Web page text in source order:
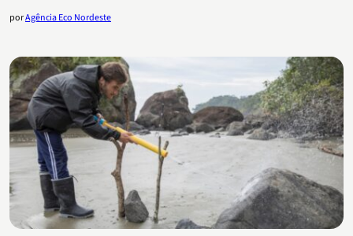
porAgência Eco Nordeste